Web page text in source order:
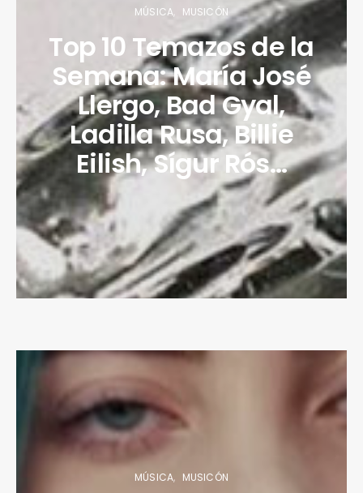
MÚSICA MUSICÓN
Top 10 Temazos de la
Semana: María José
Llergo, Bad Gyal,
Ladilla Rusa, Billie
Eilish, Sígur Rós…
MÚSICA MUSICÓN